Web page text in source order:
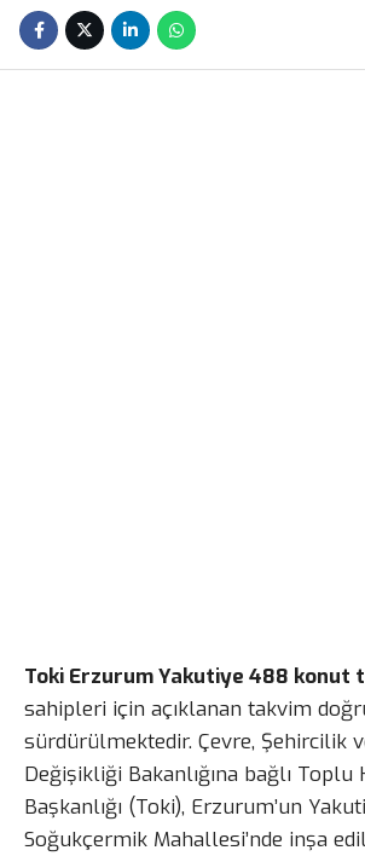
Toki Erzurum Yakutiye 488 konut
sahipleri için açıklanan takvim
sürdürülmektedir. Çevre, Şehircilik
Değişikliği Bakanlığına bağlı Toplu
Başkanlığı (Toki), Erzurum’un
Soğukçermik Mahallesi’nde inşa